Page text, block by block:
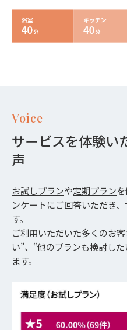
Voice
サービスを体験い
声
お試しプランや定期プラン
ンケートにご回答いただき
す。
ご利用いただいた多くのお
い”、“他のプランも検討し
ます。